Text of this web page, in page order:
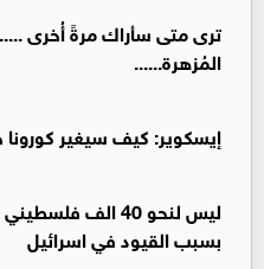
ترى متى سأراك مرةً أُخرى
المُزهرة......
إيسكوير: كيف سيغير كورونا
ليس لنحو 40 الف
بسبب القيود في اسرائيل